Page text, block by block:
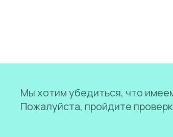
Мы хотим убедиться, что
Пожалуйста, пройдите